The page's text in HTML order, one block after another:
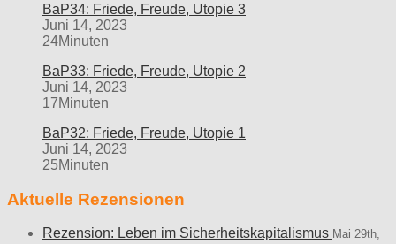
BaP34: Friede, Freude, Utopie 3
Juni 14, 2023
24Minuten
BaP33: Friede, Freude, Utopie 2
Juni 14, 2023
17Minuten
BaP32: Friede, Freude, Utopie 1
Juni 14, 2023
25Minuten
Aktuelle Rezensionen
Rezension: Leben im Sicherheitskapitalismus Mai 29th,